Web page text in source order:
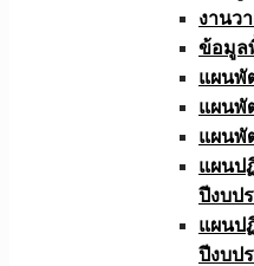
งานว
ข้อมูล
แผนพั
แผนพั
แผนพั
แผนป
ปีงบป
แผนป
ปีงบป